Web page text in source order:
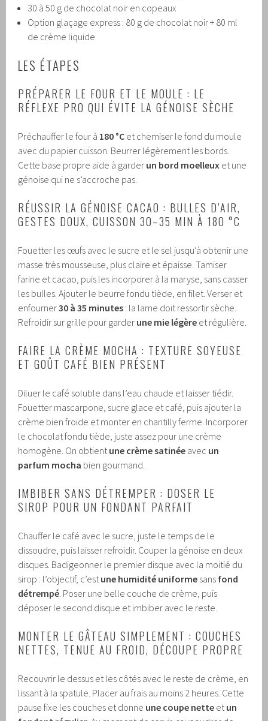
30 à 50 g de chocolat noir en copeaux
Option glaçage express : 80 g de chocolat noir + 80 ml
de crème liquide
LES ÉTAPES
PRÉPARER LE FOUR ET LE MOULE : LE
RÉFLEXE PRO QUI ÉVITE LA GÉNOISE SÈCHE
Préchauffer le four à 180 °C et chemiser le fond du moule
avec du papier cuisson. Beurrer légèrement les bords.
Cette base propre aide à garder un bord moelleux et une
génoise qui ne s’accroche pas.
RÉUSSIR LA GÉNOISE CACAO : BULLES D’AIR,
GESTES DOUX, CUISSON 30–35 MIN À 180 °C
Fouetter les œufs avec le sucre et le sel jusqu’à obtenir une
masse très mousseuse, plus claire et épaisse. Tamiser
farine et cacao, puis les incorporer à la maryse, sans casser
les bulles. Ajouter le beurre fondu tiède, en filet. Verser et
enfourner30 à 35 minutes : la lame doit ressortir sèche.
Refroidir sur grille pour garder une mie légère et régulière.
FAIRE LA CRÈME MOCHA : TEXTURE SOYEUSE
ET GOÛT CAFÉ BIEN PRÉSENT
Diluer le café soluble dans l’eau chaude et laisser tiédir.
Fouetter mascarpone, sucre glace et café, puis ajouter la
crème bien froide et monter en chantilly ferme. Incorporer
le chocolat fondu tiède, juste assez pour une crème
homogène. On obtient une crème satinée avec un
parfum mocha bien gourmand.
IMBIBER SANS DÉTREMPER : DOSER LE
SIROP POUR UN FONDANT PARFAIT
Chauffer le café avec le sucre, juste le temps de le
dissoudre, puis laisser refroidir. Couper la génoise en deux
disques. Badigeonner le premier disque avec la moitié du
sirop : l’objectif, c’est une humidité uniforme sans fond
détrempé . Poser une belle couche de crème, puis
déposer le second disque et imbiber avec le reste.
MONTER LE GÂTEAU SIMPLEMENT : COUCHES
NETTES, TENUE AU FROID, DÉCOUPE PROPRE
Recouvrir le dessus et les côtés avec le reste de crème, en
lissant à la spatule. Placer au frais au moins 2 heures. Cette
pause fixe les couches et donne une coupe nette et un